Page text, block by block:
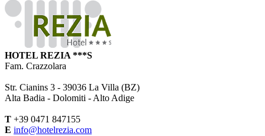
HOTEL REZIA ***S
Fam. Crazzolara
Str. Cianins 3 - 39036 La Villa (BZ)
Alta Badia - Dolomiti - Alto Adige
T +39 0471 847155
E info@hotelrezia.com